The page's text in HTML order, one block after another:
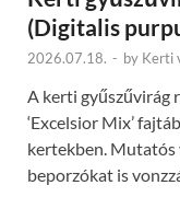
(Digitalis
2026.07.18. - by Kerti
A kerti gyűszűvirág
‘Excelsior Mix’
kertekben. Mutatós
beporzókat is